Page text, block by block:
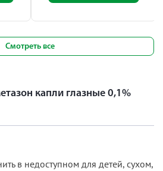
Смотреть все
капли глазные 0,1%
в недоступном для детей, сухом,